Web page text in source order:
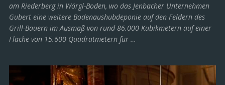
am Riederberg in Wörgl-Boden, wo das Jenbacher Unternehmen
Gubert eine weitere Bodenaushubdeponie auf den Feldern des
Grill-Bauern im Ausmaß von rund 86.000 Kubikmetern auf einer
Fläche von 15.600 Quadratmetern für …